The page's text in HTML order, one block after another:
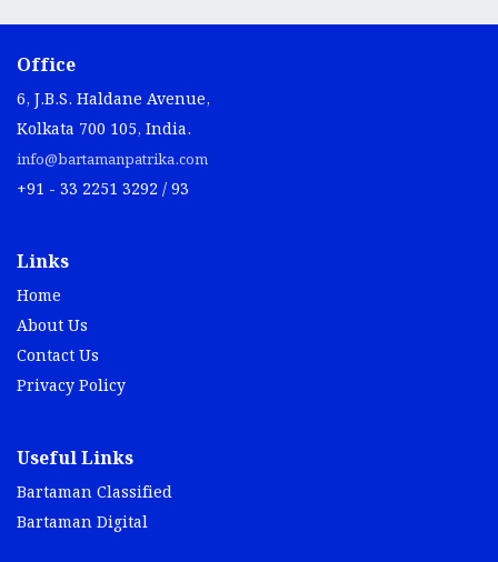
Office
6, J.B.S. Haldane Avenue,
Kolkata 700 105, India.
info@bartamanpatrika.com
+91 - 33 2251 3292 / 93
Links
Home
About Us
Contact Us
Privacy Policy
Useful Links
Bartaman Classified
Bartaman Digital